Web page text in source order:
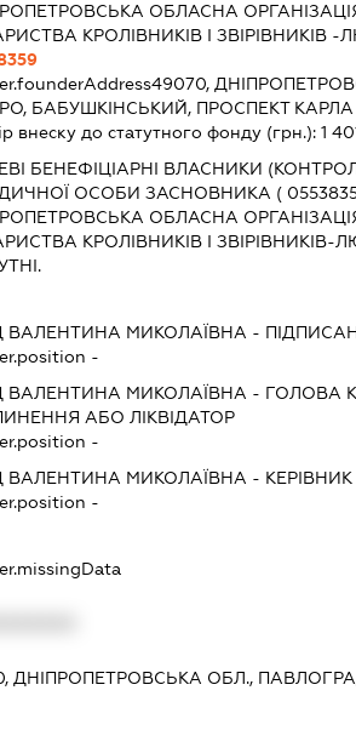
ОБЛАСНА
КРОЛІВНИКІВ І ЗВІРІВНИКІВ -
49070,
БАБУШКІНСЬКИЙ, ПРОСПЕКТ
внеску до статутного фонду (грн.): 1
БЕНЕФІЦІАРНІ ВЛАСНИКИ
ОСОБИ ЗАСНОВНИКА (
ОБЛАСНА
КРОЛІВНИКІВ І ЗВІРІВНИКІВ-
ВАЛЕНТИНА МИКОЛАЇВНА -
-
ВАЛЕНТИНА МИКОЛАЇВНА - ГОЛОВА
АБО ЛІКВІДАТОР
-
ВАЛЕНТИНА МИКОЛАЇВНА - КЕРІВНИК
-
ДНІПРОПЕТРОВСЬКА ОБЛ.,